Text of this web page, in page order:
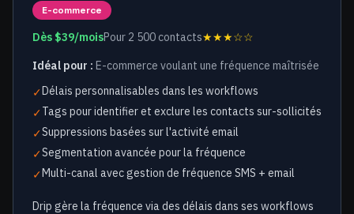
E-commerce
Dès $39/moisPour 2 500 contacts★★★☆☆
Idéal pour : E-commerce voulant une fréquence maîtrisée
✓Délais personnalisables dans les workflows
✓Tags pour identifier et exclure les contacts sur-sollicités
✓Suppressions basées sur l'activité email
✓Segmentation avancée pour la fréquence
✓Multi-canal avec gestion de fréquence SMS + email
Drip gère la fréquence via des délais dans ses workflows